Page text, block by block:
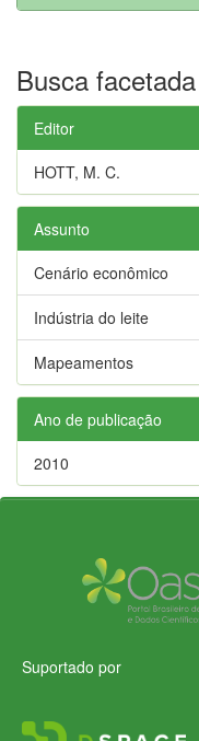
Busca facetada
Editor
HOTT, M. C.
Assunto
Cenário econômico
Indústria do leite
Mapeamentos
Ano de publicação
2010
Suportado por